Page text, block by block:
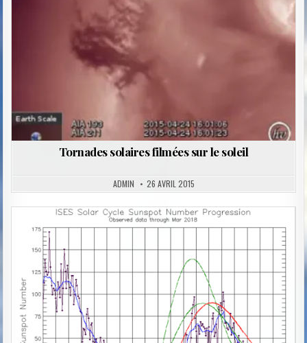
Tornades solaires filmées sur le soleil
ADMIN 26 AVRIL 2015